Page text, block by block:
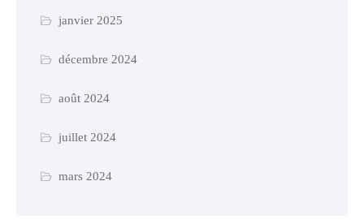
janvier 2025
décembre 2024
août 2024
juillet 2024
mars 2024